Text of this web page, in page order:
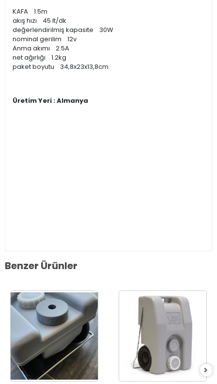
KAFA 1.5m
akış hızı 45 lt/dk
değerlendirilmiş kapasite 30W
nominal gerilim 12v
Anma akımı 2.5A
net ağırlığı 1.2kg
paket boyutu 34,8x23x13,8cm
Üretim Yeri : Almanya
Benzer Ürünler